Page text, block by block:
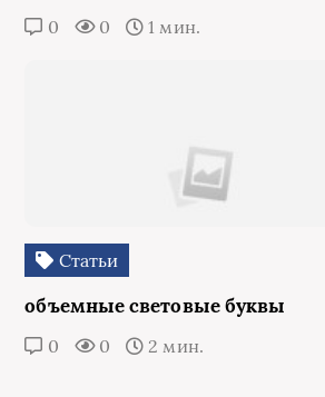
0 0 1 мин.
Статьи
объемные световые буквы
0 0 2 мин.